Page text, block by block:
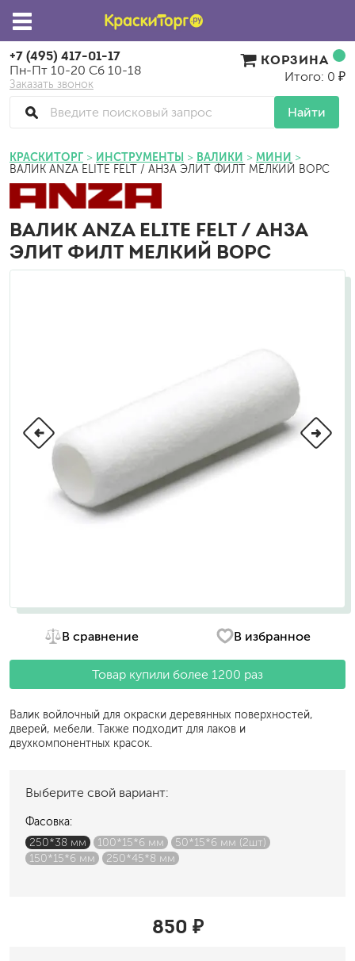
+7 (495) 417-01-17
Пн-Пт 10-20 Сб 10-18
Заказать звонок
Найти
КОРЗИНА
Итого: 0 ₽
КРАСКИТОРГ ИНСТРУМЕНТЫ ВАЛИКИ МИНИ
ВАЛИК ANZA ELITE FELT / АНЗА ЭЛИТ ФИЛТ МЕЛКИЙ ВОРС
ВАЛИК ANZA ELITE FELT / АНЗА
ЭЛИТ ФИЛТ МЕЛКИЙ ВОРС
В сравнение В избранное
Товар купили более 1200 раз
Валик войлочный для окраски деревянных поверхностей,
дверей, мебели. Также подходит для лаков и
двухкомпонентных красок.
Выберите свой вариант:
Фасовка:
250*38 мм
100*15*6 мм
50*15*6 мм (2шт)
150*15*6 мм
250*45*8 мм
850 ₽